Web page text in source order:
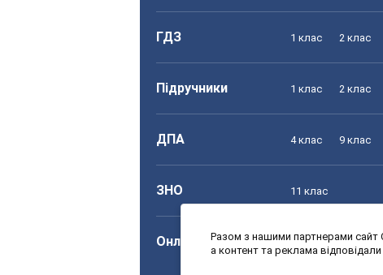
ГДЗ 1 клас 2 клас
Підручники 1 клас 2 клас
ДПА 4 клас 9 клас
ЗНО 11 клас
Онлайн уроки 1 клас 2 клас
Разом з нашими партнерами сайт
а контент та реклама